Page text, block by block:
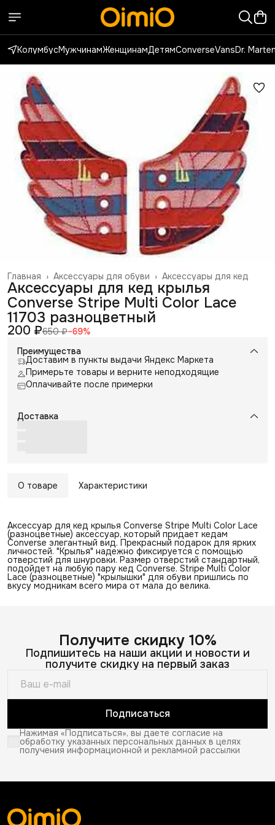
КолумбусМужчинамЖенщинамДетямConverseVansDr.
Аксессуары для кед
Аксессуары для обуви ›
Главная ›
Аксессуары для кед крылья
Converse Stripe Multi Color Lace
11703 разноцветный
200 ₽650 ₽−69%
Преимущества
Доставим в пункты выдачи Яндекс Маркета
Примерьте товары и верните неподходящие
Оплачивайте после примерки
Доставка
О товаре Характеристики
Аксессуар для кед крылья Converse Stripe Multi Color Lace
(разноцветные) аксессуар, который придает кедам
Converse элегантный вид. Прекрасный подарок для ярких
личностей. "Крылья" надежно фиксируется с помощью
отверстий для шнуровки. Размер отверстий стандартный,
подойдет на любую пару кед Converse. Stripe Multi Color
Lace (разноцветные) "крылышки" для обуви пришлись по
вкусу модникам всего мира от мала до велика.
Получите скидку 10%
Подпишитесь на наши акции и новости и
получите скидку на первый заказ
Подписаться
Нажимая «Подписаться», вы даете согласие на
обработку указанных персональных данных в целях
получения информационной и рекламной рассылки